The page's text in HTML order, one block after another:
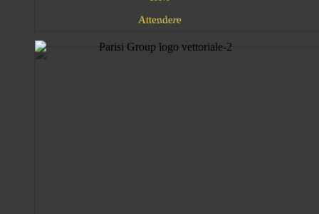
Attendere